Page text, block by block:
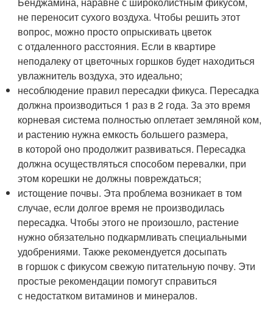
не переносит сухого воздуха. Чтобы решить этот
вопрос, можно просто опрыскивать цветок
с отдаленного расстояния. Если в квартире
неподалеку от цветочных горшков будет находиться
увлажнитель воздуха, это идеально;
несоблюдение правил пересадки фикуса. Пересадка
должна производиться 1 раз в 2 года. За это время
корневая система полностью оплетает земляной ком,
и растению нужна емкость большего размера,
в которой оно продолжит развиваться. Пересадка
должна осуществляться способом перевалки, при
этом корешки не должны повреждаться;
истощение почвы. Эта проблема возникает в том
случае, если долгое время не производилась
пересадка. Чтобы этого не произошло, растение
нужно обязательно подкармливать специальными
удобрениями. Также рекомендуется досыпать
в горшок с фикусом свежую питательную почву. Эти
простые рекомендации помогут справиться
с недостатком витаминов и минералов.